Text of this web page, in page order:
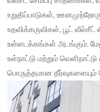
உறுதிப்பாடுகள்,
உதவிக்கருவிகள், பூட் வீல்சீட்
உள்ளடக்கங்கள் அடங்கும்.
உள்நாட்டு மற்றும்
பொருத்தமான